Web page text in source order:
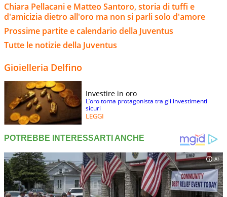
Chiara Pellacani e Matteo Santoro, storia di tuffi e
d'amicizia dietro all'oro ma non si parli solo d'amore
Prossime partite e calendario della Juventus
Tutte le notizie della Juventus
Gioielleria Delfino
Investire in oro
L’oro torna protagonista tra gli investimenti
sicuri
LEGGI